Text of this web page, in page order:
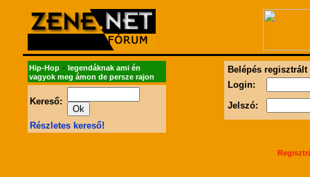
Hip-Hop- legendáknak ami én
vagyok meg ámon de persze rajon
Kereső:
Részletes kereső!
Belépés regisztrált
Login:
Jelszó: